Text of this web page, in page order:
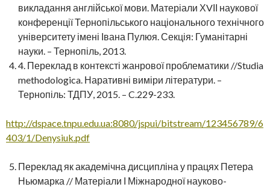
викладання англійської мови. Матеріали ХVІІ наукової
конференції Тернопільського національного технічного
університету імені Івана Пулюя. Секція: Гуманітарні
науки. – Тернопіль, 2013.
4. Переклад в контексті жанрової проблематики //Studia
methodologica. Наративні виміри літератури. –
Тернопіль: ТДПУ, 2015. – C.229-233.
http://dspace.tnpu.edu.ua:8080/jspui/bitstream/123456789/6
403/1/Denysiuk.pdf
Переклад як академічна дисципліна у працях Петера
Ньюмарка // Матеріали І Міжнародної науково-